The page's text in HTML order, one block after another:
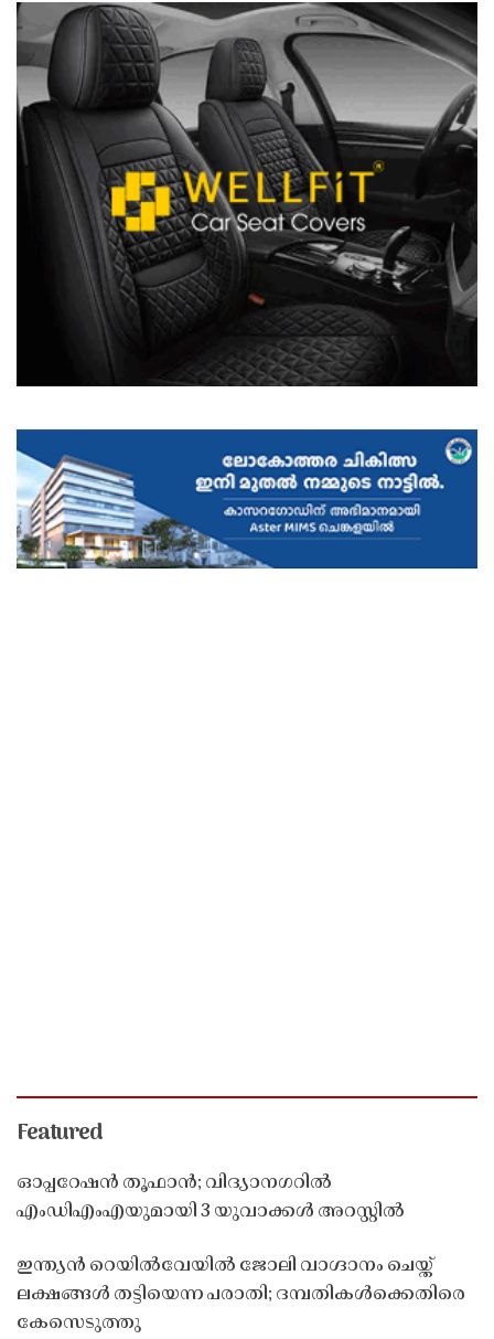
Featured
ഓപ്പറേഷൻ തൂഫാൻ; വിദ്യാനഗറിൽ
എംഡിഎംഎയുമായി 3 യുവാക്കൾ അറസ്റ്റിൽ
ഇന്ത്യൻ റെയിൽവേയിൽ ജോലി വാഗ്ദാനം ചെയ്ത്
ലക്ഷങ്ങൾ തട്ടിയെന്ന പരാതി; ദമ്പതികൾക്കെതിരെ
കേസെടുത്തു